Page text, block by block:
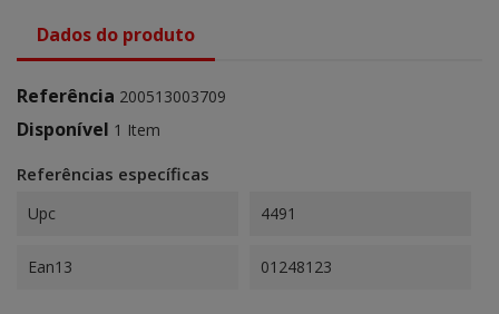
Dados do produto
Referência 200513003709
Disponível 1 Item
Referências específicas
Upc 4491
Ean13 01248123